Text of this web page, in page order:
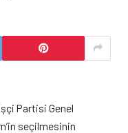
Partisi Genel
seçilmesinin